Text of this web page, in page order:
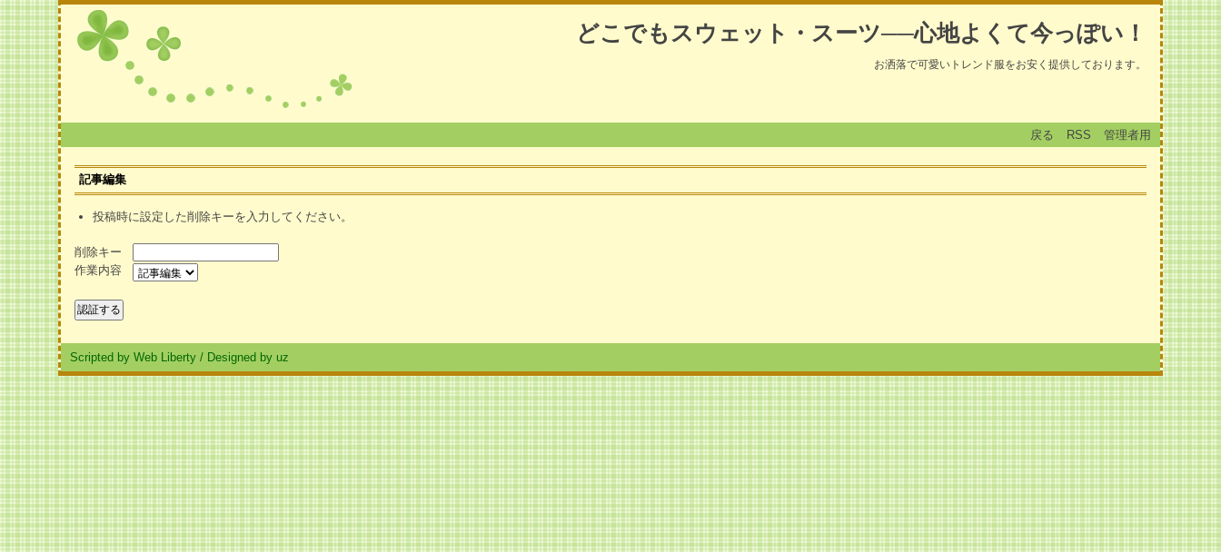
どこでもスウェット・スーツ──心地よくて今っぽい！
お洒落で可愛いトレンド服をお安く提供しております。
戻る RSS 管理者用
記事編集
投稿時に設定した削除キーを入力してください。
削除キー
作業内容
Scripted by Web Liberty / Designed by uz